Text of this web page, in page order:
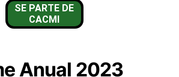
SE PARTE DE
CACMI
Anual 2023